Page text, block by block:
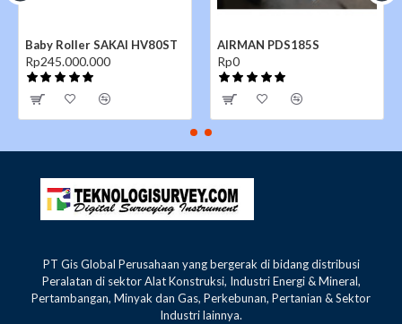
Baby Roller SAKAI HV80ST
Rp245.000.000
AIRMAN PDS185S
Rp0
PT Gis Global Perusahaan yang bergerak di bidang distribusi
Peralatan di sektor Alat Konstruksi, Industri Energi & Mineral,
Pertambangan, Minyak dan Gas, Perkebunan, Pertanian & Sektor
Industri lainnya.